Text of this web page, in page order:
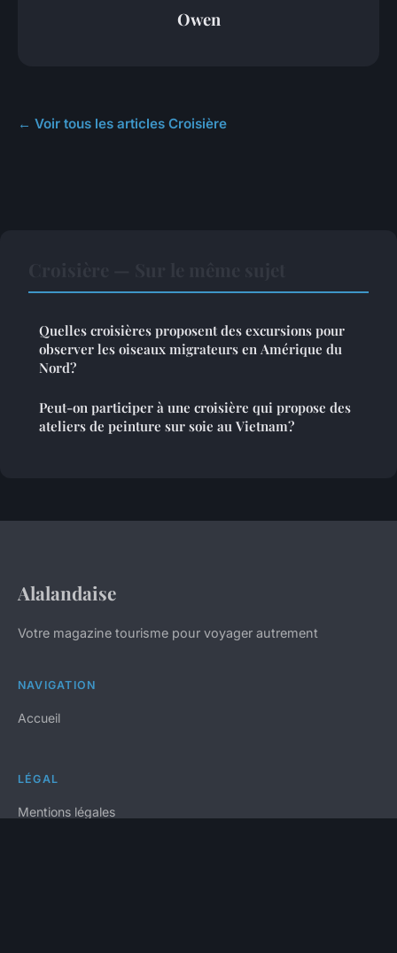
Owen
← Voir tous les articles Croisière
Quelles croisières proposent des excursions pour
observer les oiseaux migrateurs en Amérique du
Nord?
Peut-on participer à une croisière qui propose des
ateliers de peinture sur soie au Vietnam?
Alalandaise
Votre magazine tourisme pour voyager autrement
NAVIGATION
Accueil
LÉGAL
Mentions légales